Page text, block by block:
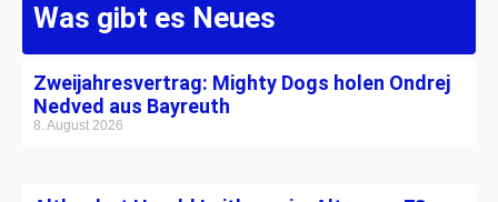
Was gibt es Neues
Zweijahresvertrag: Mighty Dogs holen Ondrej
Nedved aus Bayreuth
8. August 2026